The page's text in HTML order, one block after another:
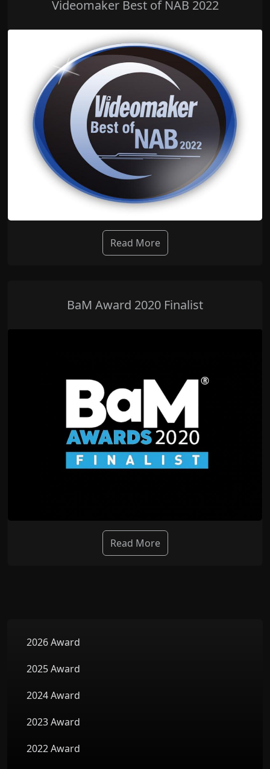
Videomaker Best of NAB 2022
Read More
BaM Award 2020 Finalist
Read More
2026 Award
2025 Award
2024 Award
2023 Award
2022 Award